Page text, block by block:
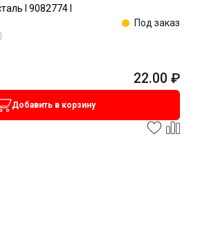
l 9082774 l
Под заказ
22.00 ₽
Добавить в корзину